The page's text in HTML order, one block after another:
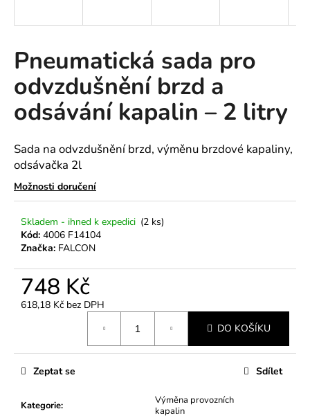
Pneumatická sada pro
odvzdušnění brzd a
odsávání kapalin – 2 litry
Sada na odvzdušnění brzd, výměnu brzdové kapaliny,
odsávačka 2l
Možnosti doručení
Skladem - ihned k expedici (2 ks)
Kód: 4006 F14104
Značka: FALCON
748 Kč
618,18 Kč bez DPH
DO KOŠÍKU
Kategorie:
Výměna provozních
kapalin
Zeptat se Sdílet
í
t
?
D
o
p
o
e
m